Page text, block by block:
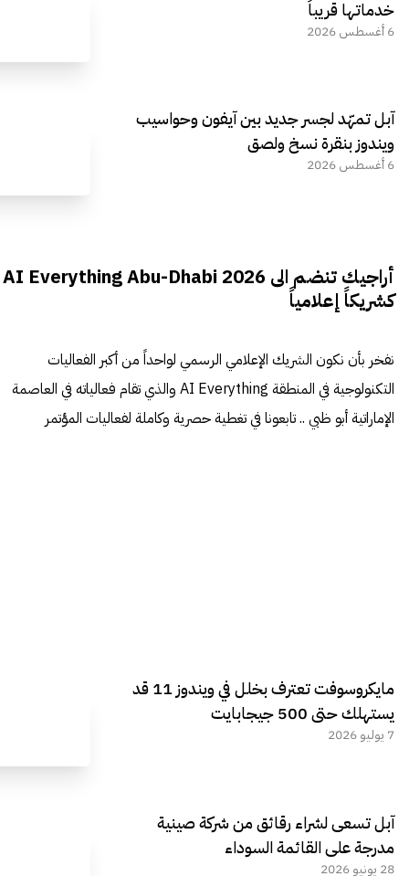
خدماتها قريباً
6 أغسطس 2026
آبل تمهّد لجسر جديد بين آيفون وحواسيب
ويندوز بنقرة نسخ ولصق
6 أغسطس 2026
أراجيك تنضم الى AI Everything Abu-Dhabi 2026
كشريكاً إعلامياً
نفخر بأن نكون الشريك الإعلامي الرسمي لواحداً من أكبر الفعاليات
التكنولوجية في المنطقة AI Everything والذي تقام فعالياته في العاصمة
الإماراتية أبو ظبي .. تابعونا في تغطية حصرية وكاملة لفعاليات المؤتمر
مايكروسوفت تعترف بخلل في ويندوز 11 قد
يستهلك حتى 500 جيجابايت
7 يوليو 2026
آبل تسعى لشراء رقائق من شركة صينية
مدرجة على القائمة السوداء
28 يونيو 2026